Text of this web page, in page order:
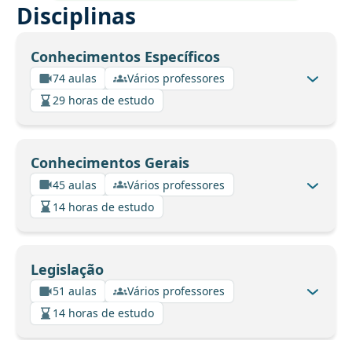
Disciplinas
Conhecimentos Específicos
74 aulas
Vários professores
29 horas de estudo
Conhecimentos Gerais
45 aulas
Vários professores
14 horas de estudo
Legislação
51 aulas
Vários professores
14 horas de estudo